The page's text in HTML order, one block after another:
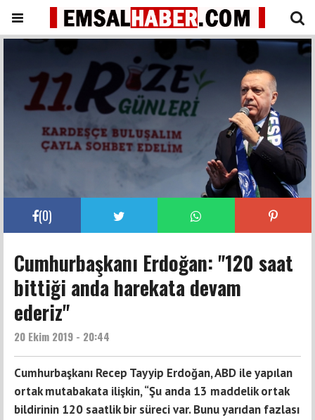
(0)
Cumhurbaşkanı Erdoğan: "120 saat
bittiği anda harekata devam
ederiz"
20 Ekim 2019 - 20:44
Cumhurbaşkanı Recep Tayyip Erdoğan, ABD ile yapılan
ortak mutabakata ilişkin, “Şu anda 13 maddelik ortak
bildirinin 120 saatlik bir süreci var. Bunu yarıdan fazlası